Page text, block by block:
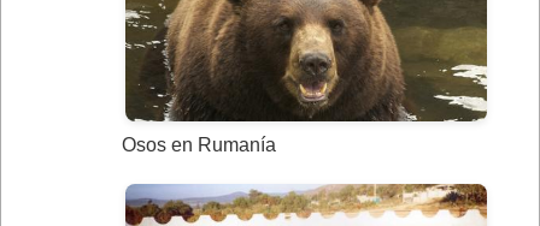
Osos en Rumanía